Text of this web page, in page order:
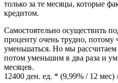
только за те месяцы, которые
кредитом.
Самостоятельно осуществить
проценту очень трудно, потому
уменьшаться. Но мы рассчитаем
потом уменьшим в два раза и
месяцев.
12400 ден. ед. * (9,99% / 12 мес)